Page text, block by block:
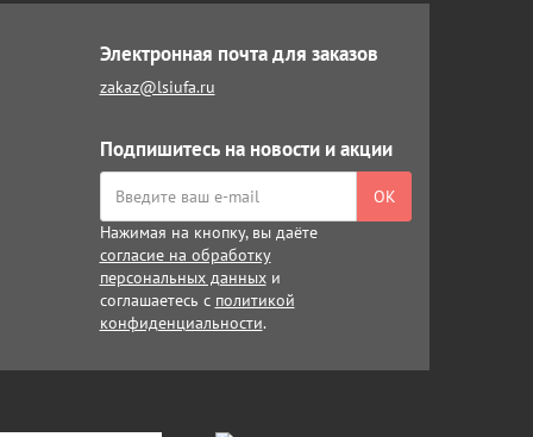
Электронная почта для заказов
zakaz@lsiufa.ru
Подпишитесь на новости и акции
ОК
Нажимая на кнопку, вы даёте
согласие на обработку
персональных данныхи
соглашаетесь с политикой
конфиденциальности.